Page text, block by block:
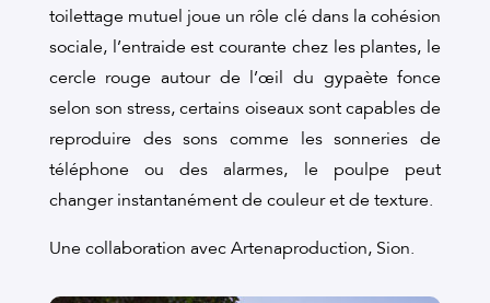
toilettage mutuel joue un rôle clé dans la cohésion
sociale, l’entraide est courante chez les plantes, le
cercle rouge autour de l’œil du gypaète fonce
selon son stress, certains oiseaux sont capables de
reproduire des sons comme les sonneries de
téléphone ou des alarmes, le poulpe peut
changer instantanément de couleur et de texture.
Une collaboration avec Artenaproduction, Sion.